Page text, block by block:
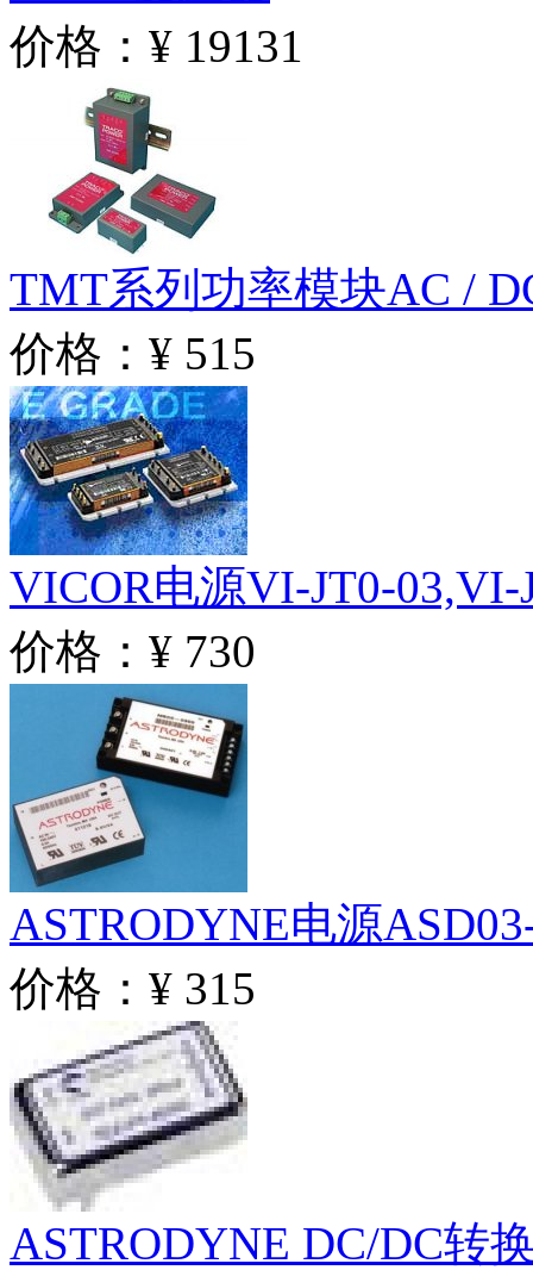
价格：¥ 19131
TMT系列功率模块AC /
价格：¥ 515
VICOR电源VI-JT0-03,VI-
价格：¥ 730
ASTRODYNE电源
价格：¥ 315
ASTRODYNE DC/DC转